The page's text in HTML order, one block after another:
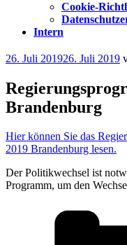
Cookie-
Intern
Veröffentlicht
26. Juli 201926. Juli 2019
Brandenburg
Hier können Sie das
2019 Brandenburg lesen.
Der Politikwechsel ist
Programm, um den